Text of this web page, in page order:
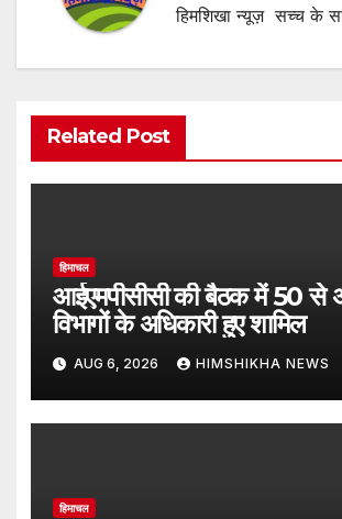
हिमशिखा न्यूज़ सच्च के
Related Post
हिमाचल
आईएमपीसीसी की बैठक में 50 से
विभागों के अधिकारी हुए शामिल
AUG 6, 2026 HIMSHIKHA NEWS
हिमाचल